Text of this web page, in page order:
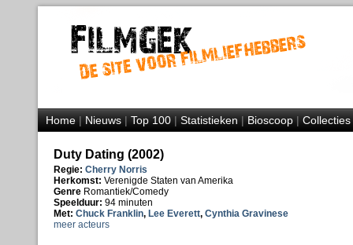
Home|Nieuws|Top 100|Statistieken|Bioscoop|Collecties
Duty Dating (2002)
Regie: Cherry Norris
Herkomst: Verenigde Staten van Amerika
Genre Romantiek/Comedy
Speelduur: 94 minuten
Met: Chuck Franklin, Lee Everett, Cynthia Gravinese
meer acteurs